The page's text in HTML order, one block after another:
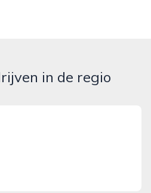
in de regio